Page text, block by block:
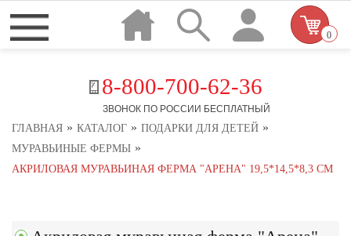
8-800-700-62-36
ЗВОНОК ПО РОССИИ БЕСПЛАТНЫЙ
0
ГЛАВНАЯ » КАТАЛОГ » ПОДАРКИ ДЛЯ ДЕТЕЙ »
МУРАВЬИНЫЕ ФЕРМЫ »
АКРИЛОВАЯ МУРАВЬИНАЯ ФЕРМА "АРЕНА" 19,5*14,5*8,3 СМ